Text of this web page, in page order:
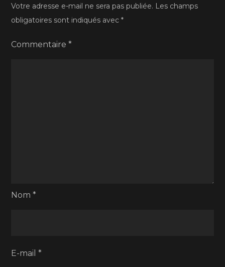
Votre adresse e-mail ne sera pas publiée. Les champs
obligatoires sont indiqués avec*
Commentaire*
Nom*
E-mail*